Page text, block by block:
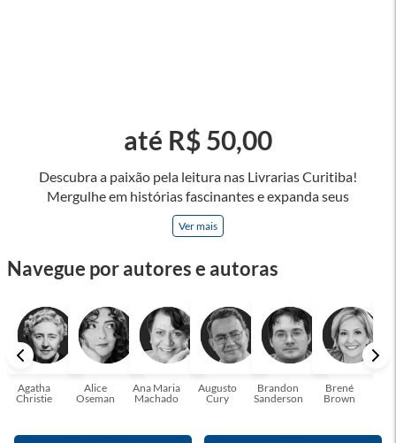
Descubra a paixão pela leitura nas Livrarias Curitiba!
Mergulhe em histórias fascinantes e expanda seus
horizontes, onde cada página é uma porta para novos
universos e perspectivas. Ler nos permite viajar sem sair do
e tenha a oportunidade de alcançar o seu crescimento
passe um tempo no mundo da imaginação! A leitura
transforma vidas e estamos aqui para ajudar a transformar a
sua! Tenha certeza, temos o livro perfeito para você!
Ver mais
até R$ 50,00
Navegue por autores e autoras
Agatha
Christie
Alice
Oseman
Ana Maria
Machado
Augusto
Cury
Brandon
Sanderson
Brené
Brown